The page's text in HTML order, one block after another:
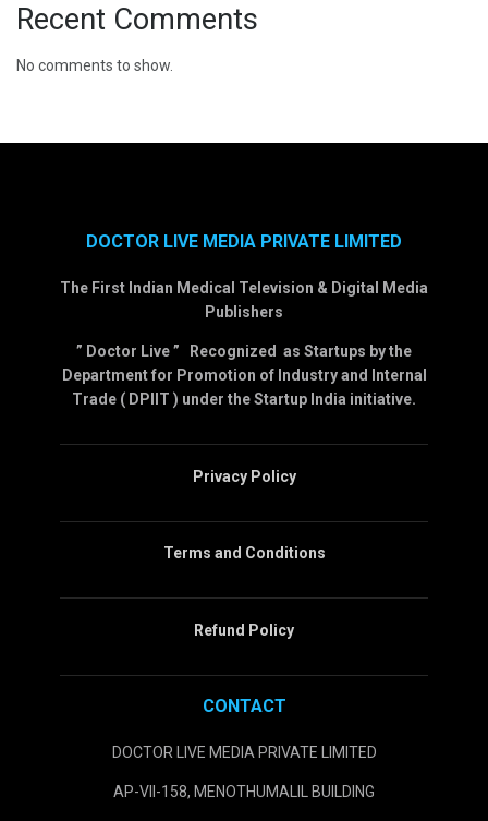
Recent Comments
No comments to show.
DOCTOR LIVE MEDIA PRIVATE LIMITED
The First Indian Medical Television & Digital Media
Publishers
” Doctor Live ” Recognized as Startups by the
Department for Promotion of Industry and Internal
Trade ( DPIIT ) under the Startup India initiative.
Privacy Policy
Terms and Conditions
Refund Policy
CONTACT
DOCTOR LIVE MEDIA PRIVATE LIMITED
AP-VII-158, MENOTHUMALIL BUILDING